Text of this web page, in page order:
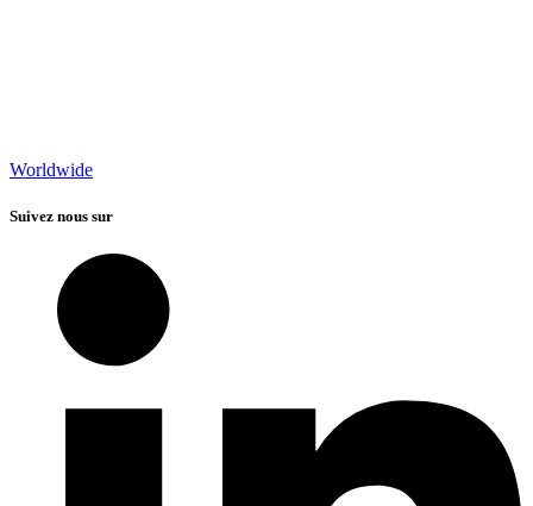
Worldwide
Suivez nous sur